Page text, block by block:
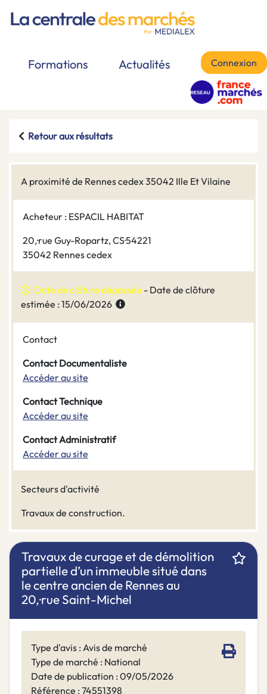
Formations Actualités Connexion
Retour aux résultats
A proximité de Rennes cedex 35042 Ille Et Vilaine
Acheteur : ESPACIL HABITAT
20,·rue Guy-Ropartz, CS·54221
35042 Rennes cedex
Date de clôture dépassée - Date de clôture
estimée : 15/06/2026
Contact
Contact Documentaliste
Accéder au site
Contact Technique
Accéder au site
Contact Administratif
Accéder au site
Secteurs d'activité
Travaux de construction.
Travaux de curage et de démolition
partielle d’un immeuble situé dans
le centre ancien de Rennes au
20,·rue Saint-Michel
Type d'avis : Avis de marché
Type de marché : National
Date de publication : 09/05/2026
Référence : 74551398